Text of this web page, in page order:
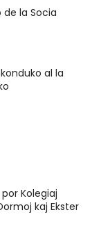
de la Socia
al la
Kolegiaj
kaj Ekster